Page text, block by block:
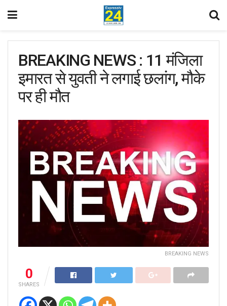
BREAKING NEWS : 11 मंजिला
इमारत से युवती ने लगाई छलांग, मौके
पर ही मौत
BREAKING NEWS
0
SHARES